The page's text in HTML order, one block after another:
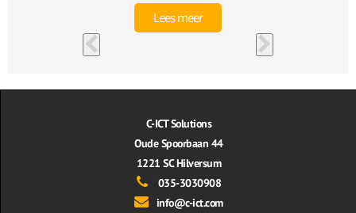
Lees meer
C-ICT Solutions
Oude Spoorbaan 44
1221 SC Hilversum
035-3030908
info@c-ict.com